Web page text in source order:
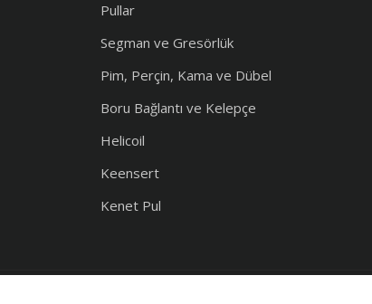
Pullar
Segman ve Gresörlük
Pim, Perçin, Kama ve Dübel
Boru Bağlantı ve Kelepçe
Helicoil
Keensert
Kenet Pul